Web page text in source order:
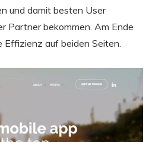
und damit besten User
Partner bekommen. Am Ende
auf beiden Seiten.